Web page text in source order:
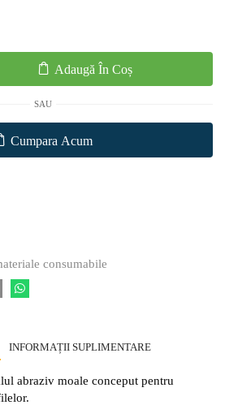
Adaugă În Coș
SAU
Cumpara Acum
consumabile
INFORMAȚII SUPLIMENTARE
abraziv moale conceput pentru